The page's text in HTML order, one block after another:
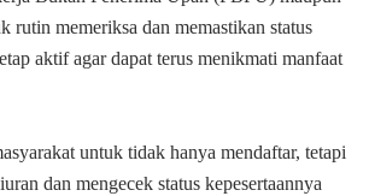
rutin memeriksa dan memastikan status
aktif agar dapat terus menikmati manfaat
untuk tidak hanya mendaftar, tetapi
dan mengecek status kepesertaannya